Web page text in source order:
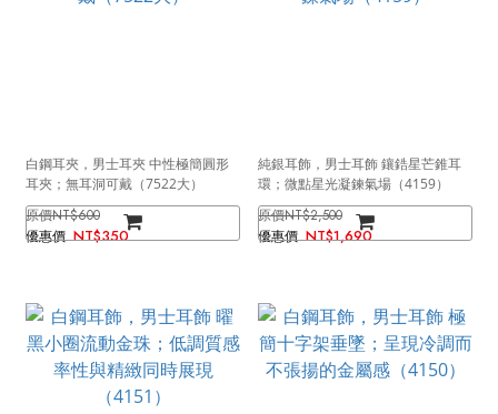
白鋼耳夾，男士耳夾 中性極簡圓形
耳夾；無耳洞可戴（7522大）
NT$600
NT$350
純銀耳飾，男士耳飾 鑲鋯星芒錐耳
環；微點星光凝鍊氣場（4159）
NT$2,500
NT$1,690